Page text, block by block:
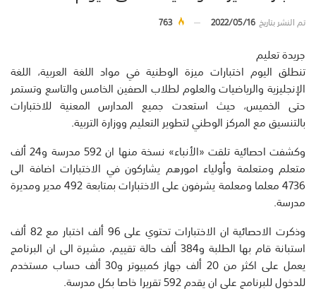
تم النشر بتاريخ2022/05/16
763
جريدة تعليم
تنطلق اليوم اختبارات ميزة الوطنية في مواد اللغة العربية، اللغة
الإنجليزية والرياضيات والعلوم لطلاب الصفين الخامس والتاسع وتستمر
حتى الخميس، حيث استعدت جميع المدارس المعنية للاختبارات
بالتنسيق مع المركز الوطني لتطوير التعليم ووزارة التربية.
وكشفت احصائية تلقت «الأنباء» نسخة منها ان 592 مدرسة و24 ألف
متعلم ومتعلمة وأولياء امورهم يشاركون في الاختبارات اضافة الى
4736 معلما ومعلمة يشرفون على الاختبارات بمتابعة 492 مدير ومديرة
مدرسة.
وذكرت الاحصائية ان الاختبارات تحتوي على 96 ألف اختبار مع 82 ألف
استبانة قام بها الطلبة و384 ألف حالة تقييم، مشيرة الى ان البرنامج
يعمل على اكثر من 20 ألف جهاز كمبيوتر و30 ألف حساب مستخدم
للدخول للبرنامج على ان يقدم 592 تقريرا خاصا بكل مدرسة.